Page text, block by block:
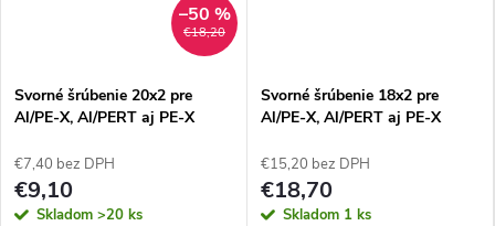
€18,20
–50 %
Svorné šrúbenie 20x2 pre
Al/PE-X, Al/PERT aj PE-X
€7,40 bez DPH
€9,10
Skladom >20 ks
Svorné šrúbenie 18x2 pre
Al/PE-X, Al/PERT aj PE-X
€15,20 bez DPH
€18,70
Skladom 1 ks